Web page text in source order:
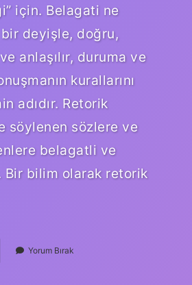
için. Belagati ne
deyişle, doğru,
anlaşılır, duruma ve
kurallarını
adıdır. Retorik
söylenen sözlere ve
belagatli ve
bilim olarak retorik
Yorum Bırak